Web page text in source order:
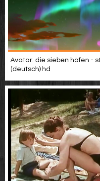
Avatar: die sieben häfen -
(deutsch) hd